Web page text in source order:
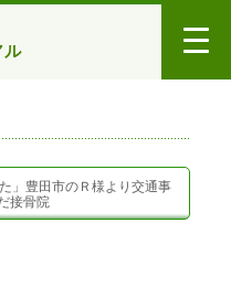
」豊田市のＲ様より交通事
接骨院